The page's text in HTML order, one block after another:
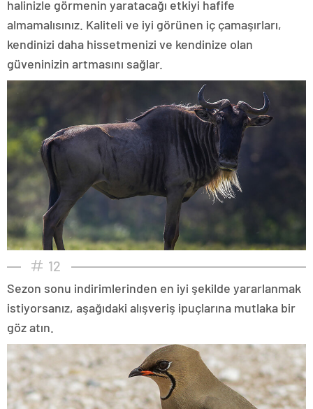
halinizle görmenin yaratacağı etkiyi hafife
almamalısınız. Kaliteli ve iyi görünen iç çamaşırları,
kendinizi daha hissetmenizi ve kendinize olan
güveninizin artmasını sağlar.
12
Sezon sonu indirimlerinden en iyi şekilde yararlanmak
istiyorsanız, aşağıdaki alışveriş ipuçlarına mutlaka bir
göz atın.